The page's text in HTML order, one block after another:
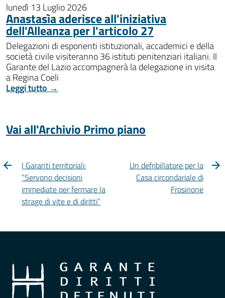
lunedì 13 Luglio 2026
Anastasìa aderisce all'iniziativa
dell'Alleanza per l'articolo 27
Delegazioni di esponenti istituzionali, accademici e della
società civile visiteranno 36 istituti penitenziari italiani. Il
Garante del Lazio accompagnerà la delegazione in visita
a Regina Coeli
Leggi tutto →
Vai all'Archivio Primo piano
I Garanti territoriali:
“Servono decisioni
immediate per fermare la
strage di vite e di diritti”
Un defribillatore per la
Casa circondariale di
Frosinone